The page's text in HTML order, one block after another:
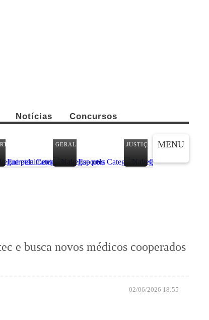
MENU
Notícias Concursos
GERAL JUSTIÇA
e busca novos médicos cooperados
02/06/2026 18:55